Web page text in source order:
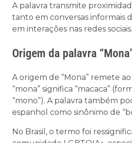
A palavra transmite
tanto em conversas informais
em interações nas redes sociais.
Origem da palavra
A origem de “Mona” remete
“mona” significa “macaca”
“mono”). A palavra também
espanhol como sinônimo de
No Brasil, o termo foi